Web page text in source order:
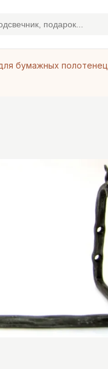
бумажных полотенец